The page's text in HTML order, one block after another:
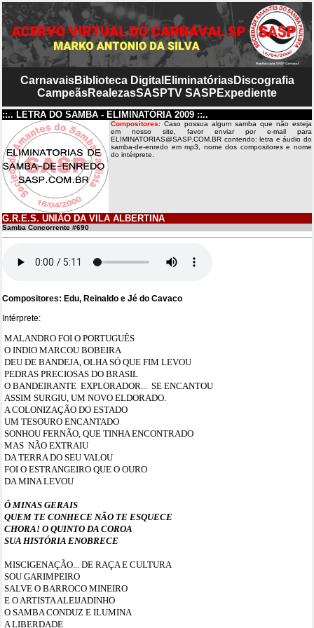
CarnavaisBiblioteca Digital EliminatóriasDiscografia
CampeãsRealezasSASPTV SASP Expediente
::.. LETRA DO SAMBA - ELIMINATÓRIA 2009 ::..
Compositores: Caso possua algum samba que não esteja
em nosso site, favor enviar por e-mail para
ELIMINATORIAS@SASP.COM.BR contendo: letra e áudio do
samba-de-enredo em mp3, nome dos compositores e nome
do intérprete.
G.R.E.S. UNIÃO DA VILA ALBERTINA
Samba Concorrente #690
Compositores: Edu, Reinaldo e Jé do Cavaco
Intérprete:
MALANDRO FOI O PORTUGUÊS
O INDIO MARCOU BOBEIRA
DEU DE BANDEJA, OLHA SÓ QUE FIM LEVOU
PEDRAS PRECIOSAS DO BRASIL
O BANDEIRANTE EXPLORADOR... SE ENCANTOU
ASSIM SURGIU, UM NOVO ELDORADO.
A COLONIZAÇÃO DO ESTADO
UM TESOURO ENCANTADO
SONHOU FERNÃO, QUE TINHA ENCONTRADO
MAS NÃO EXTRAIU
DA TERRA DO SEU VALOU
FOI O ESTRANGEIRO QUE O OURO
DA MINA LEVOU
Ô MINAS GERAIS
QUEM TE CONHECE NÃO TE ESQUECE
CHORA! O QUINTO DA COROA
SUA HISTÓRIA ENOBRECE
MISCIGENAÇÃO... DE RAÇA E CULTURA
SOU GARIMPEIRO
SALVE O BARROCO MINEIRO
E O ARTISTA ALEIJADINHO
O SAMBA CONDUZ E ILUMINA
A LIBERDADE